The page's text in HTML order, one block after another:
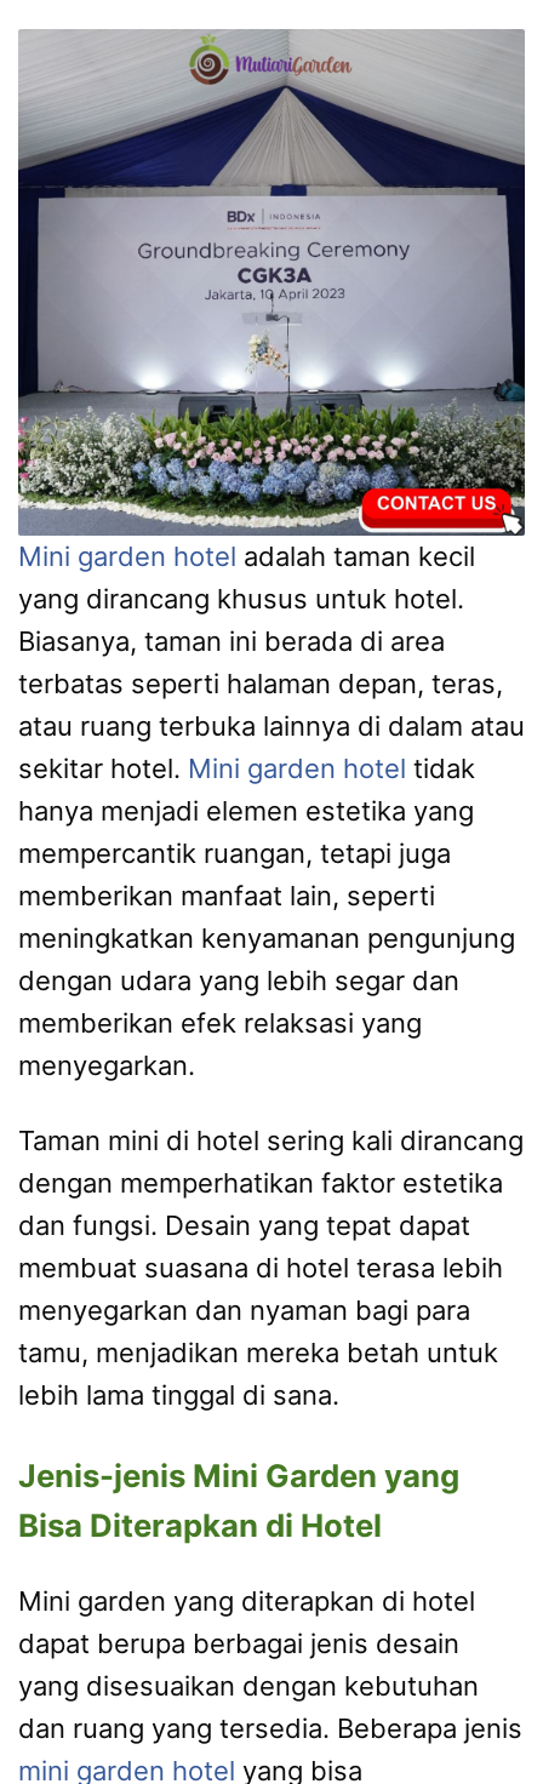
Mini garden hotel adalah taman kecil
yang dirancang khusus untuk hotel.
Biasanya, taman ini berada di area
terbatas seperti halaman depan, teras,
atau ruang terbuka lainnya di dalam atau
sekitar hotel. Mini garden hotel tidak
hanya menjadi elemen estetika yang
mempercantik ruangan, tetapi juga
memberikan manfaat lain, seperti
meningkatkan kenyamanan pengunjung
dengan udara yang lebih segar dan
memberikan efek relaksasi yang
menyegarkan.
Taman mini di hotel sering kali dirancang
dengan memperhatikan faktor estetika
dan fungsi. Desain yang tepat dapat
membuat suasana di hotel terasa lebih
menyegarkan dan nyaman bagi para
tamu, menjadikan mereka betah untuk
lebih lama tinggal di sana.
Jenis-jenis Mini Garden yang
Bisa Diterapkan di Hotel
Mini garden yang diterapkan di hotel
dapat berupa berbagai jenis desain
yang disesuaikan dengan kebutuhan
dan ruang yang tersedia. Beberapa jenis
mini garden hotel yang bisa